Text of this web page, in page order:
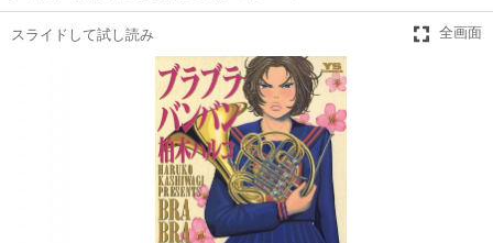
スライドして試し読み 全画面